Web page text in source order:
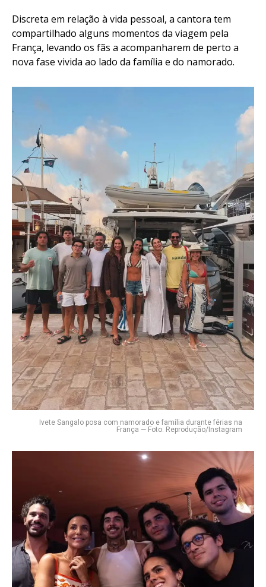
Discreta em relação à vida pessoal, a cantora tem
compartilhado alguns momentos da viagem pela
França, levando os fãs a acompanharem de perto a
nova fase vivida ao lado da família e do namorado.
Ivete Sangalo posa com namorado e família durante férias na
França — Foto: Reprodução/Instagram